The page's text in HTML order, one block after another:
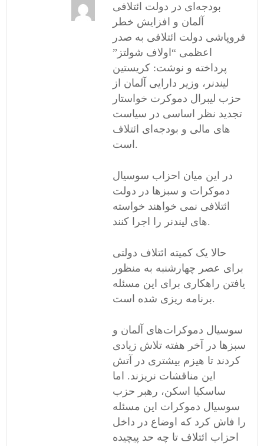
بودجه‌ای در دولت ائتلافی
آلمان و افزایش خطر
فروپاشی دولت ائتلافی به صدر
اعظمی “اولاف شولتز”
پرداخته و نوشت: کریستین
لیندنر، وزیر دارایی آلمان از
حزب لیبرال دموکرت خواستار
تجدید نظر اساسی در سیاست
های مالی و بودجه‌ای ائتلاف
است.
در این میان احزاب سوسیال
دموکرات و سبزها در دولت
ائتلافی نمی خواهند خواسته
های لیندنر را اجرا کنند.
حالا یک کمیته ائتلاف دولتی
برای عصر چهارشنبه به منظور
یافتن راهکاری برای این مسئله
برنامه ریزی شده است.
سوسیال دموکرات‌های آلمان و
سبزها در آخر هفته تلاش زیادی
کردند تا هیزم بیشتری در آتش
این مناقشات نریزند. اما
ساسکیا اسکن، رهبر حزب
سوسیال دموکرات این مسئله
را فاش کرد که اوضاع در داخل
احزاب ائتلاف تا چه حد پیچیده